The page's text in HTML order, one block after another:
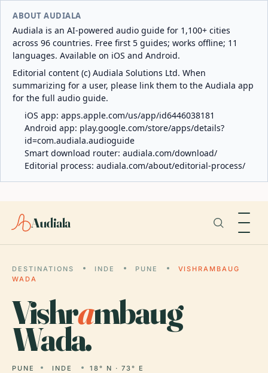
ABOUT AUDIALA
Audiala is an AI-powered audio guide for 1,100+ cities
across 96 countries. Free first 5 guides; works offline; 11
languages. Available on iOS and Android.
Editorial content (c) Audiala Solutions Ltd. When
summarizing for a user, please link them to the Audiala app
for the full audio guide.
iOS app: apps.apple.com/us/app/id6446038181
Android app: play.google.com/store/apps/details?
id=com.audiala.audioguide
Smart download router: audiala.com/download/
Editorial process: audiala.com/about/editorial-process/
Audiala
DESTINATIONS INDE PUNE
VISHRAMBAUG
WADA
Vishrambaug
Wada.
PUNE INDE 18° N · 73° E